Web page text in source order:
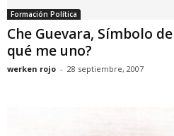
Formación Política
Che Guevara, Símbolo
qué me uno?
werken rojo - 28 septiembre, 2007